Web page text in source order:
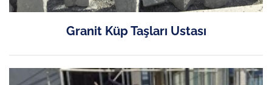
Granit Küp Taşları Ustası